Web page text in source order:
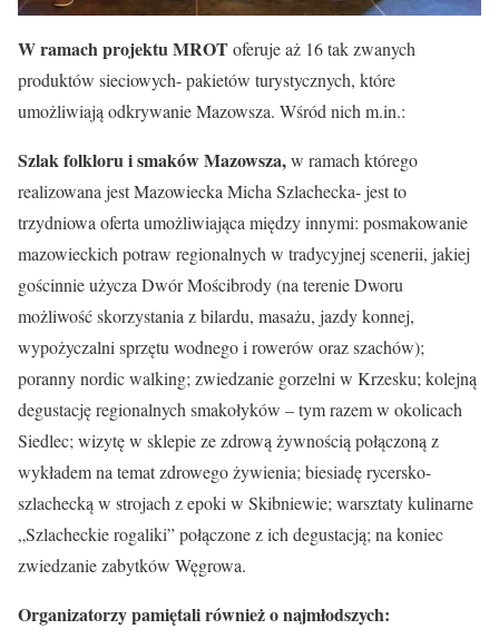
W ramach projektu MROToferuje aż 16 tak zwanych
produktów sieciowych- pakietów turystycznych, które
umożliwiają odkrywanie Mazowsza. Wśród nich m.in.:
Szlak folkloru i smaków Mazowsza,w ramach którego
realizowana jest Mazowiecka Micha Szlachecka- jest to
trzydniowa oferta umożliwiająca między innymi: posmakowanie
mazowieckich potraw regionalnych w tradycyjnej scenerii, jakiej
gościnnie użycza Dwór Mościbrody (na terenie Dworu
możliwość skorzystania z bilardu, masażu, jazdy konnej,
wypożyczalni sprzętu wodnego i rowerów oraz szachów);
poranny nordic walking; zwiedzanie gorzelni w Krzesku; kolejną
degustację regionalnych smakołyków – tym razem w okolicach
Siedlec; wizytę w sklepie ze zdrową żywnością połączoną z
wykładem na temat zdrowego żywienia; biesiadę rycersko-
szlachecką w strojach z epoki w Skibniewie; warsztaty kulinarne
„Szlacheckie rogaliki” połączone z ich degustacją; na koniec
zwiedzanie zabytków Węgrowa.
Organizatorzy pamiętali również o najmłodszych: